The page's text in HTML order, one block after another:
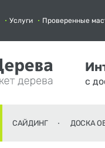
Услуги Проверенные
с
САЙДИНГ ДОСКА